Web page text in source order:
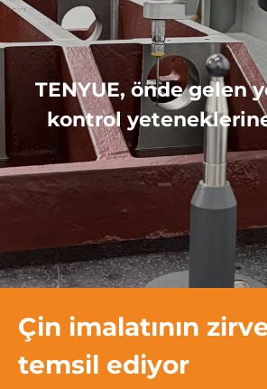
TENYUE, önde gelen
kontrol
Çin imalatının
temsil ediyor